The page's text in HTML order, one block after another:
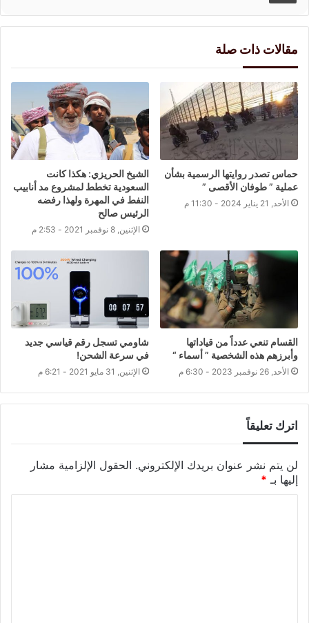
مقالات ذات صلة
حماس تصدر روايتها الرسمية بشأن
عملية ” طوفان الأقصى ”
الأحد, 21 يناير 2024 - 11:30 م
الشيخ الحريزي: هكذا كانت
السعودية تخطط لمشروع مد أنابيب
النفط في المهرة ولهذا رفضه
الرئيس صالح
الإثنين, 8 نوفمبر 2021 - 2:53 م
القسام تنعي عدداً من قياداتها
وأبرزهم هذه الشخصية ” أسماء “
الأحد, 26 نوفمبر 2023 - 6:30 م
شاومي تسجل رقم قياسي جديد
في سرعة الشحن!
الإثنين, 31 مايو 2021 - 6:21 م
اترك تعليقاً
لن يتم نشر عنوان بريدك الإلكتروني. الحقول الإلزامية مشار
إليها بـ *